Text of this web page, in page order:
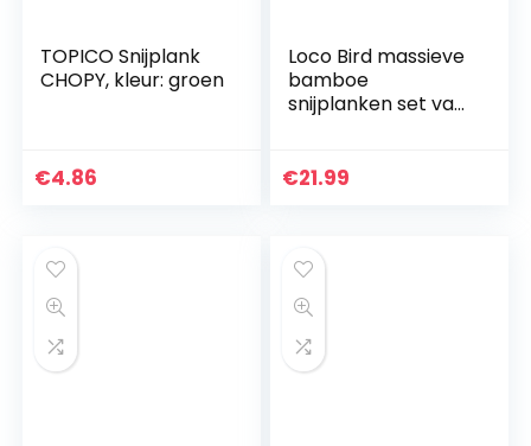
TOPICO Snijplank
CHOPY, kleur: groen
€4.86
Loco Bird massieve
bamboe
snijplanken set van
keuken snijplank –
€21.99